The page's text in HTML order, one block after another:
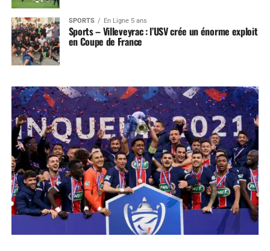
SPORTS En Ligne 5 ans
Sports – Villeveyrac : l’USV crée un énorme exploit
en Coupe de France